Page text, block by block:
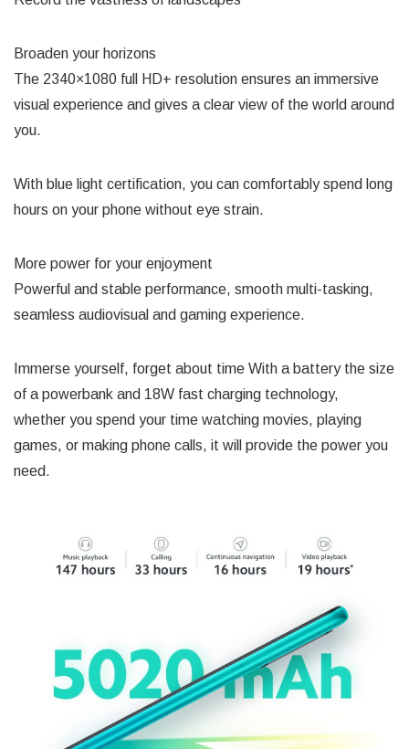
Broaden your horizons
The 2340×1080 full HD+ resolution ensures an immersive
visual experience and gives a clear view of the world around
you.
With blue light certification, you can comfortably spend long
hours on your phone without eye strain.
More power for your enjoyment
Powerful and stable performance, smooth multi-tasking,
seamless audiovisual and gaming experience.
Immerse yourself, forget about time With a battery the size
of a powerbank and 18W fast charging technology,
whether you spend your time watching movies, playing
games, or making phone calls, it will provide the power you
need.